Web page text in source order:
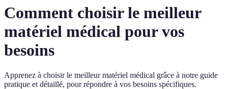
Comment choisir le meilleur
matériel médical pour vos
besoins
Apprenez à choisir le meilleur matériel médical grâce à notre guide
pratique et détaillé, pour répondre à vos besoins spécifiques.